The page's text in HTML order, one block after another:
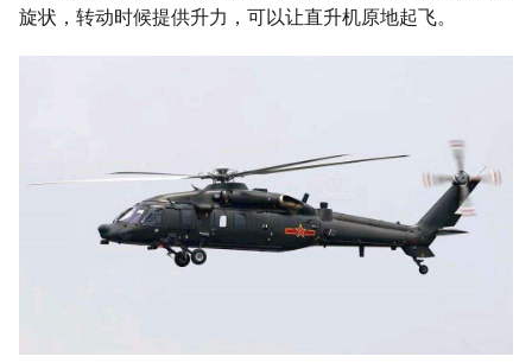
旋状，转动时候提供升力，可以让直升机原地起飞。